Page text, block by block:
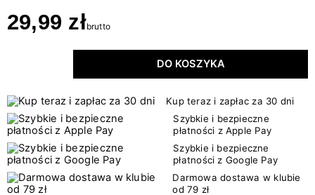
29,99 złbrutto
DO KOSZYKA
Kup teraz i zapłac za 30 dni
Szybkie i bezpieczne
płatności z Apple Pay
Szybkie i bezpieczne
płatności z Google Pay
Darmowa dostawa w klubie
od 79 zł